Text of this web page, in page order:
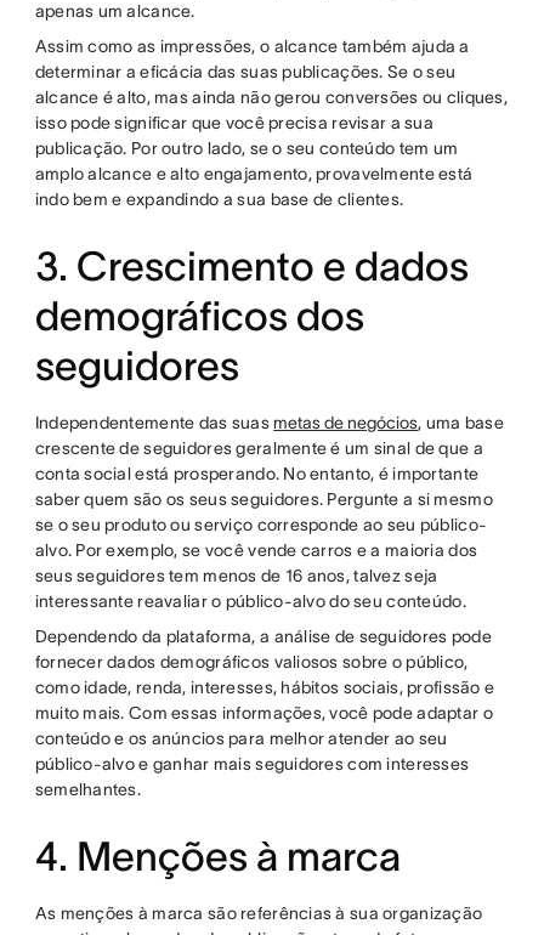
apenas um alcance.
Assim como as impressões, o alcance também ajuda a
determinar a eficácia das suas publicações. Se o seu
alcance é alto, mas ainda não gerou conversões ou cliques,
isso pode significar que você precisa revisar a sua
publicação. Por outro lado, se o seu conteúdo tem um
amplo alcance e alto engajamento, provavelmente está
indo bem e expandindo a sua base de clientes.
3. Crescimento e dados
demográficos dos
seguidores
Independentemente das suas metas de negócios, uma base
crescente de seguidores geralmente é um sinal de que a
conta social está prosperando. No entanto, é importante
saber quem são os seus seguidores. Pergunte a si mesmo
se o seu produto ou serviço corresponde ao seu público-
alvo. Por exemplo, se você vende carros e a maioria dos
seus seguidores tem menos de 16 anos, talvez seja
interessante reavaliar o público-alvo do seu conteúdo.
Dependendo da plataforma, a análise de seguidores pode
fornecer dados demográficos valiosos sobre o público,
como idade, renda, interesses, hábitos sociais, profissão e
muito mais. Com essas informações, você pode adaptar o
conteúdo e os anúncios para melhor atender ao seu
público-alvo e ganhar mais seguidores com interesses
semelhantes.
4. Menções à marca
As menções à marca são referências à sua organização